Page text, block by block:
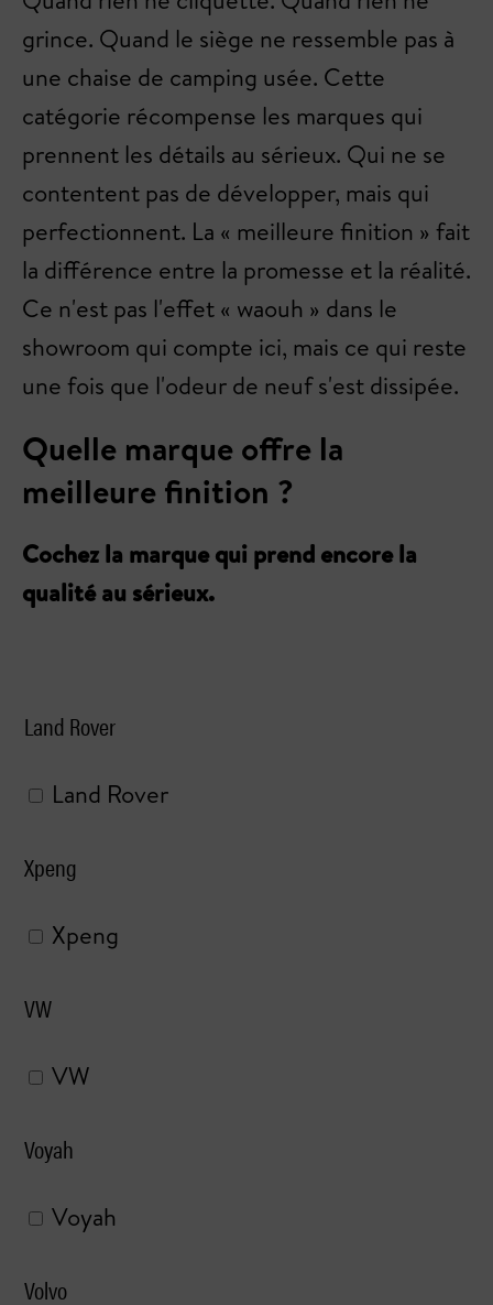
grince. Quand le siège ne ressemble pas à
une chaise de camping usée. Cette
catégorie récompense les marques qui
prennent les détails au sérieux. Qui ne se
contentent pas de développer, mais qui
perfectionnent. La « meilleure finition » fait
la différence entre la promesse et la réalité.
Ce n'est pas l'effet « waouh » dans le
showroom qui compte ici, mais ce qui reste
une fois que l'odeur de neuf s'est dissipée.
Quelle marque offre la
meilleure finition ?
Cochez la marque qui prend encore la
qualité au sérieux.
Land Rover
Land Rover
Xpeng
Xpeng
VW
VW
Voyah
Voyah
Volvo